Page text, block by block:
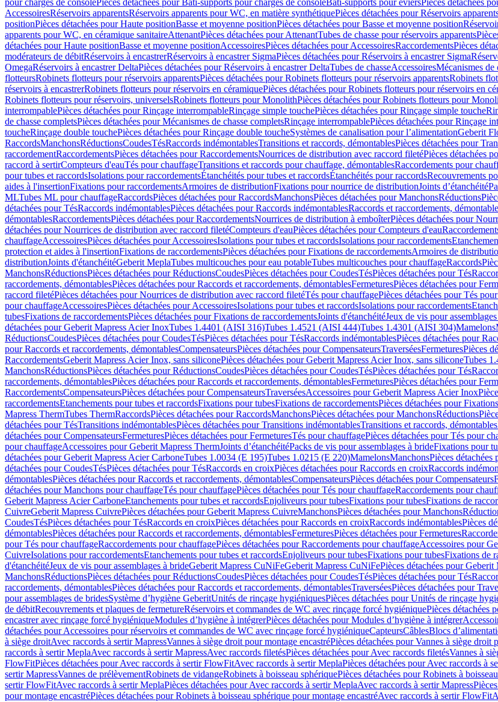
pour charges de consolePièces détachées pour Bâti-supports pour charges de consoleBâti-supports pour éviersPièces détachées
AccessoiresRéservoirs apparentsRéservoirs apparents pour WC, en matière synthétiquePièces détachées pour Réservoirs
positionPièces détachées pour Haute positionBasse et moyenne positionPièces détachées pour Basse et moyenne position
apparents pour WC, en céramique sanitaireAttenantPièces détachées pour AttenantTubes de chasse pour réservoirs apparents
détachées pour Haute positionBasse et moyenne positionAccessoiresPièces détachées pour AccessoiresRaccordementsPièces
modérateurs de débitRéservoirs à encastrerRéservoirs à encastrer SigmaPièces détachées pour Réservoirs à encastrer Sigma
OmegaRéservoirs à encastrer DeltaPièces détachées pour Réservoirs à encastrer DeltaTubes de chasseAccessoiresMécanismes de
flotteursRobinets flotteurs pour réservoirs apparentsPièces détachées pour Robinets flotteurs pour réservoirs apparentsRobinets
réservoirs à encastrerRobinets flotteurs pour réservoirs en céramiquePièces détachées pour Robinets flotteurs pour réservoirs en
Robinets flotteurs pour réservoirs, universelsRobinets flotteurs pour MonolithPièces détachées pour Robinets flotteurs pour
interrompablePièces détachées pour Rinçage interrompableRinçage simple touchePièces détachées pour Rinçage simple touche
de chasse completsPièces détachées pour Mécanismes de chasse completsRinçage interrompablePièces détachées pour Rinçage
toucheRinçage double touchePièces détachées pour Rinçage double toucheSystèmes de canalisation pour l’alimentationGeberit
RaccordsManchonsRéductionsCoudesTésRaccords indémontablesTransitions et raccords, démontablesPièces détachées pour
raccordementRaccordementsPièces détachées pour RaccordementsNourrices de distribution avec raccord filetéPièces détachées
raccord à sertirCompteurs d'eauTés pour chauffageTransitions et raccords pour chauffage, démontablesRaccordements pour
pour tubes et raccordsIsolations pour raccordementsÉtanchéités pour tubes et raccordsÉtanchéités pour raccordsRecouvrements
aides à l'insertionFixations pour raccordementsArmoires de distributionFixations pour nourrice de distributionJoints d’étanchéité
MLTubes ML pour chauffageRaccordsPièces détachées pour RaccordsManchonsPièces détachées pour ManchonsRéductions
détachées pour TésRaccords indémontablesPièces détachées pour Raccords indémontablesRaccords et raccordements,
démontablesRaccordementsPièces détachées pour RaccordementsNourrices de distribution à emboîterPièces détachées pour
détachées pour Nourrices de distribution avec raccord filetéCompteurs d'eauPièces détachées pour Compteurs d'eau
chauffageAccessoiresPièces détachées pour AccessoiresIsolations pour tubes et raccordsIsolations pour raccordements
protection et aides à l'insertionFixations de raccordementsPièces détachées pour Fixations de raccordementsArmoires de
distributionJoints d'étanchéitéGeberit MeplaTubes multicouches pour eau potableTubes multicouches pour chauffageRaccords
ManchonsRéductionsPièces détachées pour RéductionsCoudesPièces détachées pour CoudesTésPièces détachées pour Tés
raccordements, démontablesPièces détachées pour Raccords et raccordements, démontablesFermeturesPièces détachées pour
raccord filetéPièces détachées pour Nourrices de distribution avec raccord filetéTés pour chauffagePièces détachées pour Tés
pour chauffageAccessoiresPièces détachées pour AccessoiresIsolations pour tubes et raccordsIsolations pour raccordements
tubesFixations de raccordementsPièces détachées pour Fixations de raccordementsJoints d'étanchéitéJeux de vis pour
détachées pour Geberit Mapress Acier InoxTubes 1.4401 (AISI 316)Tubes 1.4521 (AISI 444)Tubes 1.4301 (AISI 304)Mamelons
RéductionsCoudesPièces détachées pour CoudesTésPièces détachées pour TésRaccords indémontablesPièces détachées pour
pour Raccords et raccordements, démontablesCompensateursPièces détachées pour CompensateursTraverséesFermeturesPièces
RaccordementsGeberit Mapress Acier Inox, sans siliconePièces détachées pour Geberit Mapress Acier Inox, sans siliconeTubes
ManchonsRéductionsPièces détachées pour RéductionsCoudesPièces détachées pour CoudesTésPièces détachées pour Tés
raccordements, démontablesPièces détachées pour Raccords et raccordements, démontablesFermeturesPièces détachées pour
RaccordementsCompensateursPièces détachées pour CompensateursTraverséesAccessoires pour Geberit Mapress Acier Inox
raccordementsEtanchements pour tubes et raccordsFixations pour tubesFixations de raccordementsPièces détachées pour
Mapress ThermTubes ThermRaccordsPièces détachées pour RaccordsManchonsPièces détachées pour ManchonsRéductions
détachées pour TésTransitions indémontablesPièces détachées pour Transitions indémontablesTransitions et raccords, démontables
détachées pour CompensateursFermeturesPièces détachées pour FermeturesTés pour chauffagePièces détachées pour Tés pour
pour chauffageAccessoires pour Geberit Mapress ThermJoints d’étanchéitéPacks de vis pour assemblages à brideFixations pour
détachées pour Geberit Mapress Acier CarboneTubes 1.0034 (E 195)Tubes 1.0215 (E 220)MamelonsManchonsPièces détachées
détachées pour CoudesTésPièces détachées pour TésRaccords en croixPièces détachées pour Raccords en croixRaccords
démontablesPièces détachées pour Raccords et raccordements, démontablesCompensateursPièces détachées pour Compensateurs
détachées pour Manchons pour chauffageTés pour chauffagePièces détachées pour Tés pour chauffageRaccordements pour
Geberit Mapress Acier CarboneEtanchements pour tubes et raccordsEnjoliveurs pour tubesFixations pour tubesFixations de
CuivreGeberit Mapress CuivrePièces détachées pour Geberit Mapress CuivreManchonsPièces détachées pour Manchons
CoudesTésPièces détachées pour TésRaccords en croixPièces détachées pour Raccords en croixRaccords indémontablesPièces
démontablesPièces détachées pour Raccords et raccordements, démontablesFermeturesPièces détachées pour Fermetures
pour Tés pour chauffageRaccordements pour chauffagePièces détachées pour Raccordements pour chauffageAccessoires pour
CuivreIsolations pour raccordementsEtanchements pour tubes et raccordsEnjoliveurs pour tubesFixations pour tubesFixations de
d'étanchéitéJeux de vis pour assemblages à brideGeberit Mapress CuNiFeGeberit Mapress CuNiFePièces détachées pour
ManchonsRéductionsPièces détachées pour RéductionsCoudesPièces détachées pour CoudesTésPièces détachées pour Tés
raccordements, démontablesPièces détachées pour Raccords et raccordements, démontablesTraverséesPièces détachées pour
pour assemblages de bridesSystème d’hygiène GeberitUnités de rinçage hygiéniquesPièces détachées pour Unités de rinçage
de débitRecouvrements et plaques de fermetureRéservoirs et commandes de WC avec rinçage forcé hygiéniquePièces détachées
encastrer avec rinçage forcé hygiéniqueModules d’hygiène à intégrerPièces détachées pour Modules d’hygiène à intégrer
détachées pour Accessoires pour réservoirs et commandes de WC avec rinçage forcé hygiéniqueCapteursCâblesBlocs
à siège droitAvec raccords à sertir MapressVannes à siège droit pour montage encastréPièces détachées pour Vannes à siège droit
raccords à sertir MeplaAvec raccords à sertir MapressAvec raccords filetésPièces détachées pour Avec raccords filetésVannes à
FlowFitPièces détachées pour Avec raccords à sertir FlowFitAvec raccords à sertir MeplaPièces détachées pour Avec raccords à
sertir MapressVannes de prélèvementRobinets de vidangeRobinets à boisseau sphériquePièces détachées pour Robinets à
sertir FlowFitAvec raccords à sertir MeplaPièces détachées pour Avec raccords à sertir MeplaAvec raccords à sertir Mapress
pour montage encastréPièces détachées pour Robinets à boisseau sphérique pour montage encastréAvec raccords à sertir FlowFit